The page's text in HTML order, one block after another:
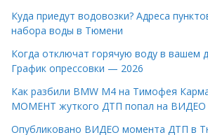
Куда приедут водовозки? Адреса
набора воды в Тюмени
Когда отключат горячую воду в вашем
График опрессовки — 2026
Как разбили BMW M4 на Тимофея
МОМЕНТ жуткого ДТП попал на ВИДЕО
Опубликовано ВИДЕО момента ДТП в